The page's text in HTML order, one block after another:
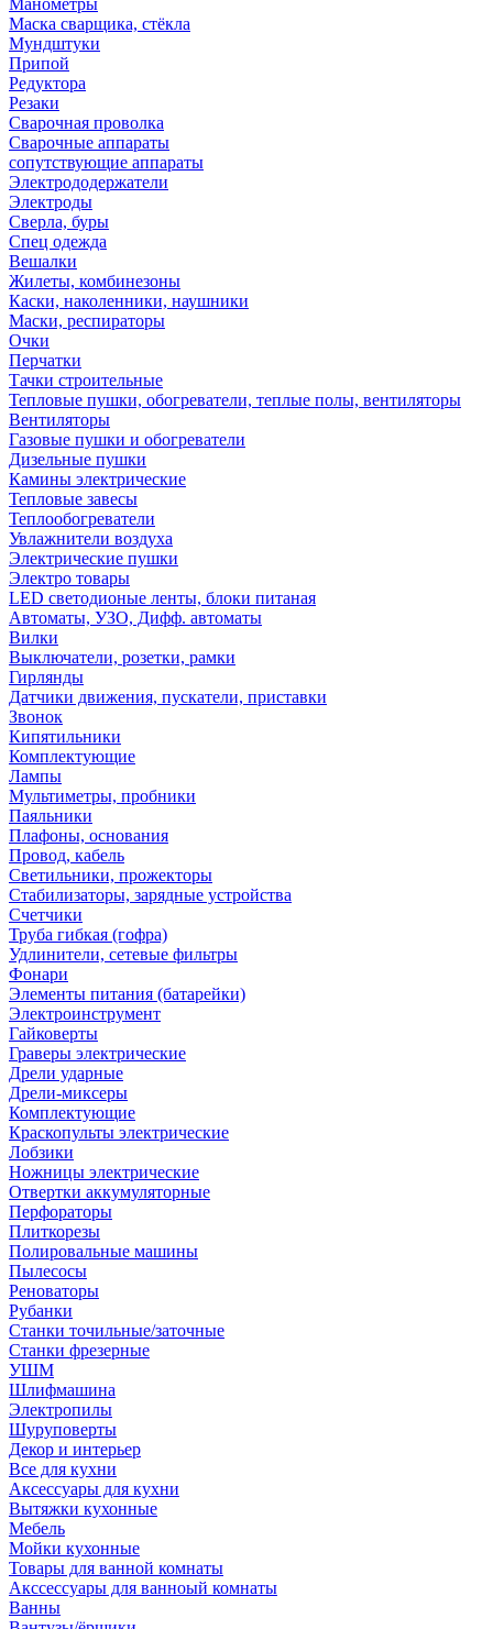
Манометры
Маска сварщика, стёкла
Мундштуки
Припой
Редуктора
Резаки
Сварочная проволка
Сварочные аппараты
сопутствующие аппараты
Электрододержатели
Электроды
Сверла, буры
Спец одежда
Вешалки
Жилеты, комбинезоны
Каски, наколенники, наушники
Маски, респираторы
Очки
Перчатки
Тачки строительные
Тепловые пушки, обогреватели, теплые полы, вентиляторы
Вентиляторы
Газовые пушки и обогреватели
Дизельные пушки
Камины электрические
Тепловые завесы
Теплообогреватели
Увлажнители воздуха
Электрические пушки
Электро товары
LED светодионые ленты, блоки питаная
Автоматы, УЗО, Дифф. автоматы
Вилки
Выключатели, розетки, рамки
Гирлянды
Датчики движения, пускатели, приставки
Звонок
Кипятильники
Комплектующие
Лампы
Мультиметры, пробники
Паяльники
Плафоны, основания
Провод, кабель
Светильники, прожекторы
Стабилизаторы, зарядные устройства
Счетчики
Труба гибкая (гофра)
Удлинители, сетевые фильтры
Фонари
Элементы питания (батарейки)
Электроинструмент
Гайковерты
Граверы электрические
Дрели ударные
Дрели-миксеры
Комплектующие
Краскопульты электрические
Лобзики
Ножницы электрические
Отвертки аккумуляторные
Перфораторы
Плиткорезы
Полировальные машины
Пылесосы
Реноваторы
Рубанки
Станки точильные/заточные
Станки фрезерные
УШМ
Шлифмашина
Электропилы
Шуруповерты
Декор и интерьер
Все для кухни
Аксессуары для кухни
Вытяжки кухонные
Мебель
Мойки кухонные
Товары для ванной комнаты
Акссессуары для ванноый комнаты
Ванны